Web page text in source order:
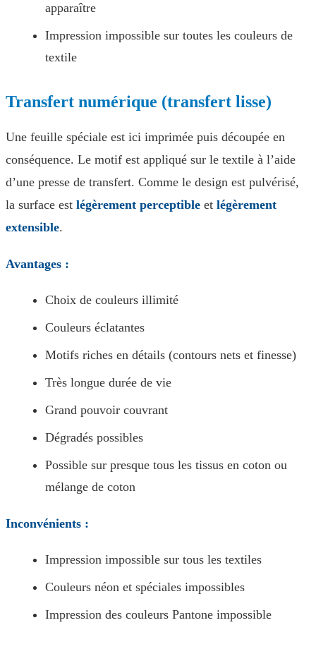
apparaître
Impression impossible sur toutes les couleurs de
textile
Transfert numérique (transfert lisse)
Une feuille spéciale est ici imprimée puis découpée en
conséquence. Le motif est appliqué sur le textile à l’aide
d’une presse de transfert. Comme le design est pulvérisé,
la surface est légèrement perceptible et légèrement
extensible.
Avantages :
Choix de couleurs illimité
Couleurs éclatantes
Motifs riches en détails (contours nets et finesse)
Très longue durée de vie
Grand pouvoir couvrant
Dégradés possibles
Possible sur presque tous les tissus en coton ou
mélange de coton
Inconvénients :
Impression impossible sur tous les textiles
Couleurs néon et spéciales impossibles
Impression des couleurs Pantone impossible